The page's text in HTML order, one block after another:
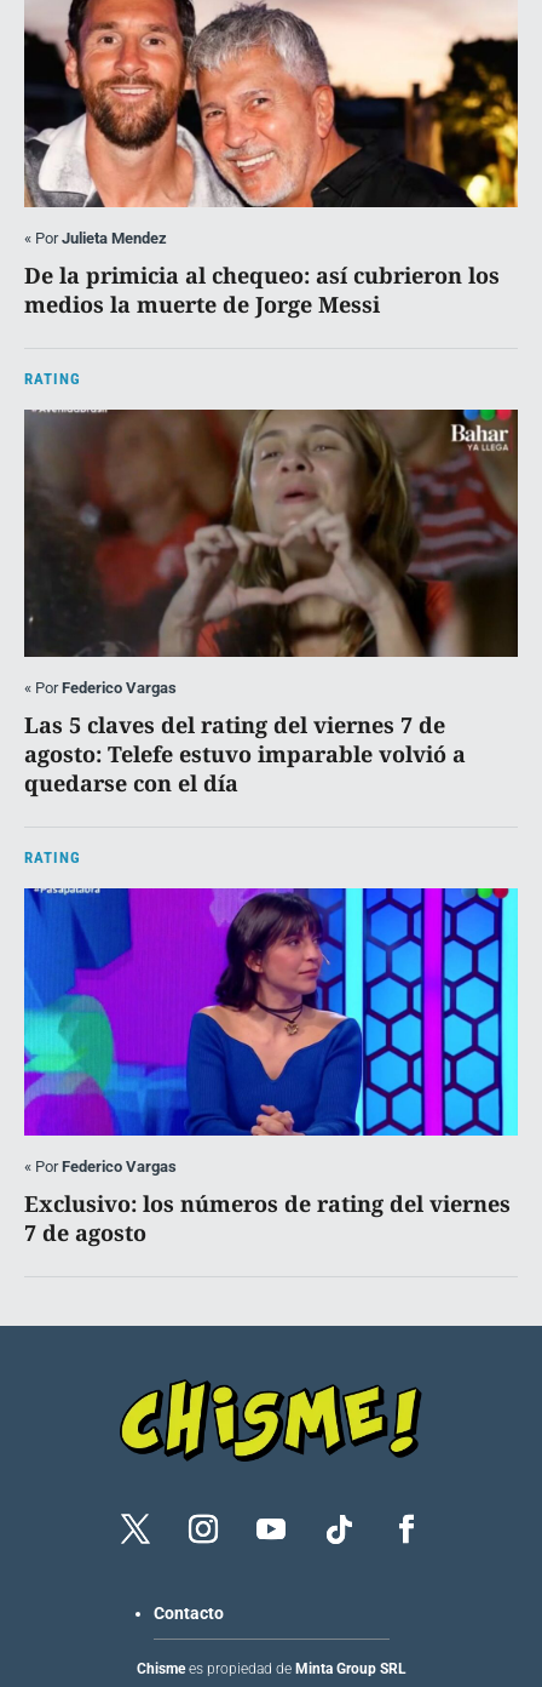
« PorJulieta Mendez
De la primicia al chequeo: así cubrieron los
medios la muerte de Jorge Messi
RATING
« PorFederico Vargas
Las 5 claves del rating del viernes 7 de
agosto: Telefe estuvo imparable volvió a
quedarse con el día
RATING
« PorFederico Vargas
Exclusivo: los números de rating del viernes
7 de agosto
Contacto
Chismees propiedad de Minta Group SRL